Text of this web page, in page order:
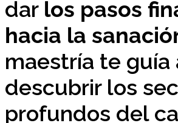
dar los pasos
hacia la
maestría te guía
descubrir los
profundos del